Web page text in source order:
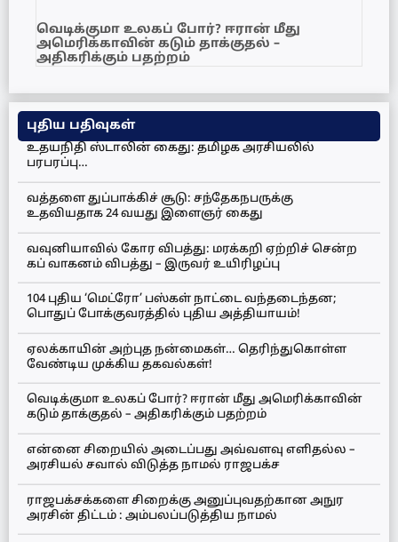
வெடிக்குமா உலகப் போர்? ஈரான் மீது
அமெரிக்காவின் கடும் தாக்குதல் –
அதிகரிக்கும் பதற்றம்
புதிய பதிவுகள்
உதயநிதி ஸ்டாலின் கைது: தமிழக அரசியலில்
பரபரப்பு…
வத்தளை துப்பாக்கிச் சூடு: சந்தேகநபருக்கு
உதவியதாக 24 வயது இளைஞர் கைது
வவுனியாவில் கோர விபத்து: மரக்கறி ஏற்றிச் சென்ற
கப் வாகனம் விபத்து – இருவர் உயிரிழப்பு
104 புதிய ‘மெட்ரோ’ பஸ்கள் நாட்டை வந்தடைந்தன;
பொதுப் போக்குவரத்தில் புதிய அத்தியாயம்!
ஏலக்காயின் அற்புத நன்மைகள்… தெரிந்துகொள்ள
வேண்டிய முக்கிய தகவல்கள்!
வெடிக்குமா உலகப் போர்? ஈரான் மீது அமெரிக்காவின்
கடும் தாக்குதல் – அதிகரிக்கும் பதற்றம்
என்னை சிறையில் அடைப்பது அவ்வளவு எளிதல்ல –
அரசியல் சவால் விடுத்த நாமல் ராஜபக்ச
ராஜபக்சக்களை சிறைக்கு அனுப்புவதற்கான அநுர
அரசின் திட்டம் : அம்பலப்படுத்திய நாமல்